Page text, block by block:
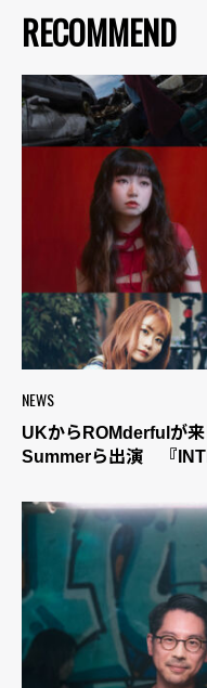
RECOMMEND
NEWS
UKからROMderfulが
Summerら出演 『